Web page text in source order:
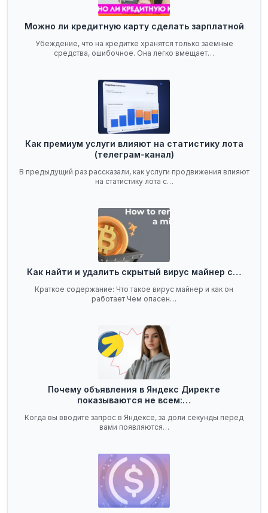
Можно ли кредитную карту сделать зарплатной
Убеждение, что на кредитке хранятся только заемные
средства, ошибочное. Она легко вмещает…
Как премиум услуги влияют на статистику лота
(телеграм-канал)
В предыдущий раз рассказали, как услуги продвижения влияют
на статистику лота с…
Как найти и удалить скрытый вирус майнер с…
Краткое содержание: Что такое вирус майнер и как он
работает Чем опасен…
Почему объявления в Яндекс Директе
показываются не всем:…
Когда вы вводите запрос в Яндексе, за доли секунды перед
вами появляются…